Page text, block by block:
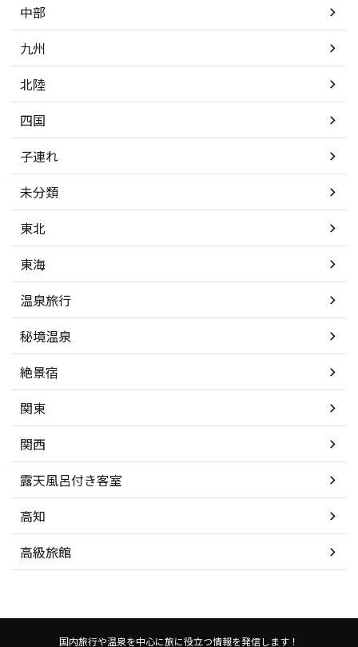
中部
九州
北陸
四国
子連れ
未分類
東北
東海
温泉旅行
秘境温泉
絶景宿
関東
関西
露天風呂付き客室
高知
高級旅館
国内旅行や温泉を中心に旅に役立つ情報を発信します！